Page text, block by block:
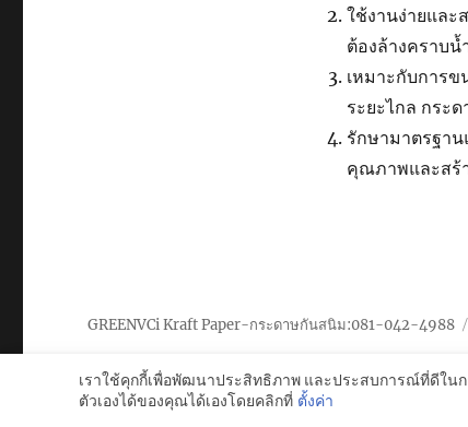
ใช้งานง่ายและ
ต้องล้างคราบน้
เหมาะกับการข
ระยะไกล กระ
รักษามาตรฐา
คุณภาพและสร้
GREENVCi Kraft Paper-กระดาษกันสนิม:081-042-4988
เราใช้คุกกี้เพื่อพัฒนาประสิทธิภาพ และประสบการณ์ที่ดีใน
ตัวเองได้ของคุณได้เองโดยคลิกที่ ตั้งค่า